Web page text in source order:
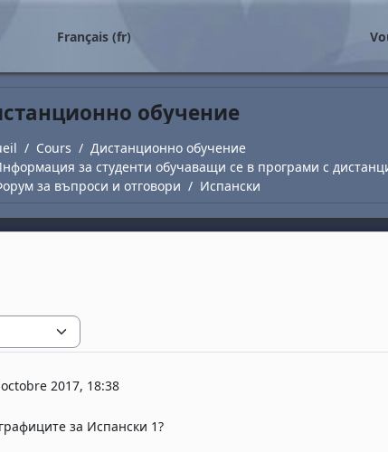
Français ‎(fr)‎
обучение
Cours
Дистанционно обучение
за студенти обучаващи се в програми с
за въпроси и отговори
Испански
2017, 18:38
за Испански 1?